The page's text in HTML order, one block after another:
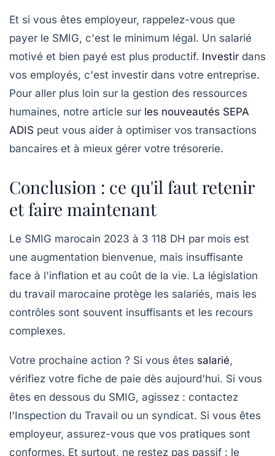
Et si vous êtes employeur, rappelez-vous que
payer le SMIG, c'est le minimum légal. Un salarié
motivé et bien payé est plus productif. Investir dans
vos employés, c'est investir dans votre entreprise.
Pour aller plus loin sur la gestion des ressources
humaines, notre article sur les nouveautés SEPA
ADIS peut vous aider à optimiser vos transactions
bancaires et à mieux gérer votre trésorerie.
Conclusion : ce qu'il faut retenir
et faire maintenant
Le SMIG marocain 2023 à 3 118 DH par mois est
une augmentation bienvenue, mais insuffisante
face à l'inflation et au coût de la vie. La législation
du travail marocaine protège les salariés, mais les
contrôles sont souvent insuffisants et les recours
complexes.
Votre prochaine action ? Si vous êtes salarié,
vérifiez votre fiche de paie dès aujourd'hui. Si vous
êtes en dessous du SMIG, agissez : contactez
l'Inspection du Travail ou un syndicat. Si vous êtes
employeur, assurez-vous que vos pratiques sont
conformes. Et surtout, ne restez pas passif : le